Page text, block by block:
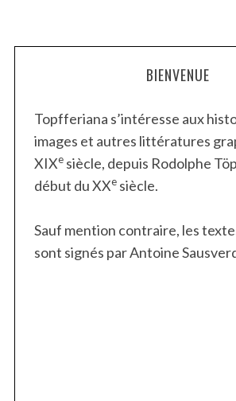
BIENVENUE
Topfferiana s’intéresse aux
images et autres littératures
XIXesiècle, depuis Rodolphe
début du XXesiècle.
Sauf mention contraire, les
sont signés par Antoine